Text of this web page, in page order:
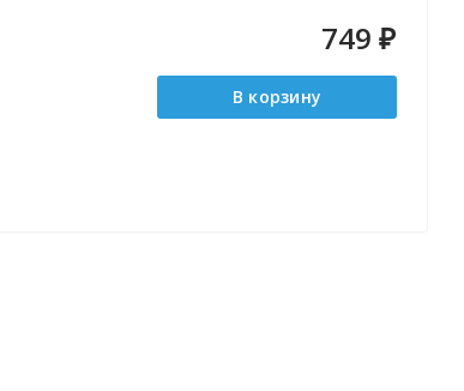
749 ₽
В корзину